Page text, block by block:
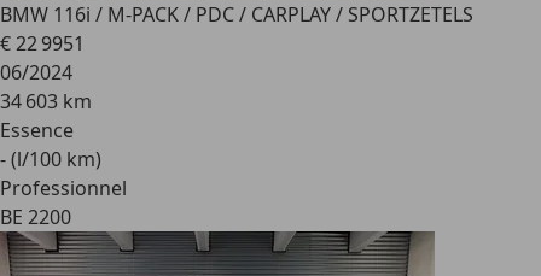
BMW 116i / M-PACK / PDC / CARPLAY / SPORTZETELS
€ 22 9951
06/2024
34 603 km
Essence
- (l/100 km)
Professionnel
BE 2200